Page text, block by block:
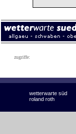
zugriffe:
wetterwarte süd
roland roth